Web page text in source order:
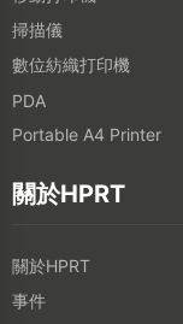
掃描儀
數位紡織打印機
PDA
Portable A4 Printer
關於HPRT
關於HPRT
事件